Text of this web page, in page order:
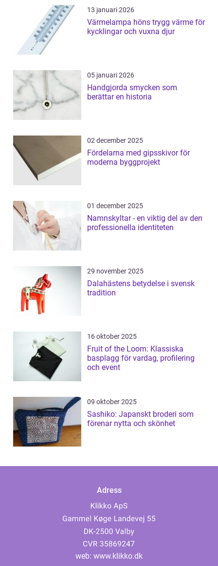
13 januari 2026
Värmelampa höns trygg värme för
kycklingar och vuxna djur
05 januari 2026
Handgjorda smycken som
berättar en historia
02 december 2025
Fördelarna med gipsskivor för
moderna byggprojekt
01 december 2025
Namnskyltar - en viktig del av den
professionella identiteten
29 november 2025
Dalahästens betydelse i svensk
tradition
16 oktober 2025
Fruit of the Loom: Klassiska
basplagg för vardag, profilering
och event
09 oktober 2025
Sashiko: Japanskt broderi som
förenar nytta och skönhet
Adress
web: www.klikko.dk